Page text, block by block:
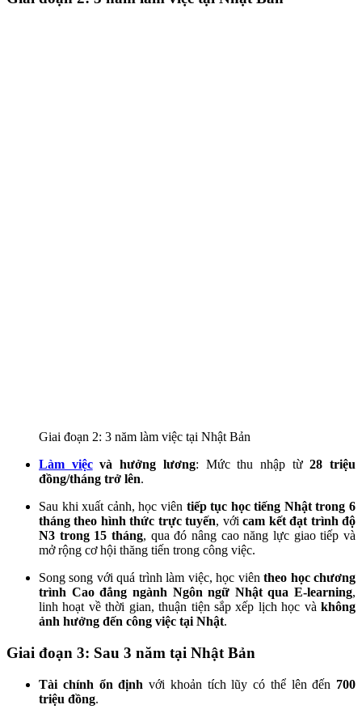
Giai đoạn 2: 3 năm làm việc tại Nhật Bản
Làm việcvà hưởng lương: Mức thu nhập từ28 triệu
đồng/tháng trở lên.
Sau khi xuất cảnh, học viên tiếp tục học tiếng Nhật trong 6
tháng theo hình thức trực tuyến, vớicam kết đạt trình độ
N3 trong 15 tháng, qua đó nâng cao năng lực giao tiếp và
mở rộng cơ hội thăng tiến trong công việc.
Song song với quá trình làm việc, học viêntheo học chương
trình Cao đẳng ngành Ngôn ngữ Nhật qua E-learning,
linh hoạt về thời gian, thuận tiện sắp xếp lịch học và không
ảnh hưởng đến công việc tại Nhật.
Giai đoạn 3: Sau 3 năm tại Nhật Bản
Tài chính ổn định với khoản tích lũy có thể lên đến 700
triệu đồng.